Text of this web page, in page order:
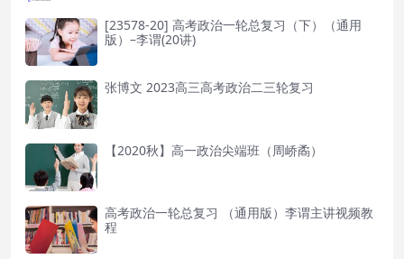
[23578-20] 高考政治一轮总复习（下）（通用
版）–李谓(20讲)
张博文 2023高三高考政治二三轮复习
【2020秋】高一政治尖端班（周峤矞）
高考政治一轮总复习 （通用版）李谓主讲视频教
程